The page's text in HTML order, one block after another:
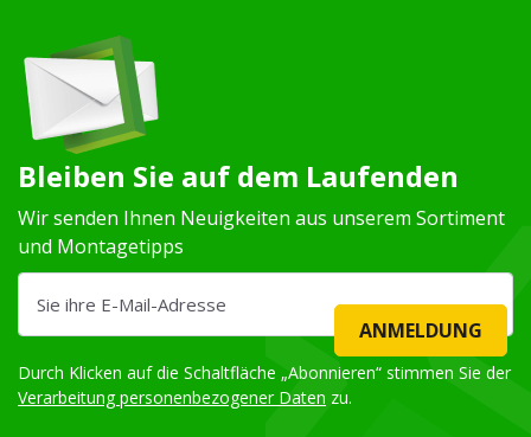
Bleiben Sie auf dem Laufenden
Wir senden Ihnen Neuigkeiten aus unserem Sortiment
und Montagetipps
ANMELDUNG
Durch Klicken auf die Schaltfläche „Abonnieren“ stimmen Sie der
Verarbeitung personenbezogener Daten zu.